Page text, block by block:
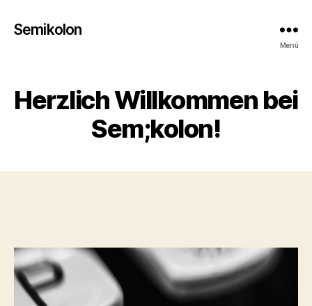
Semikolon
Menü
Herzlich Willkommen bei
Sem;kolon!